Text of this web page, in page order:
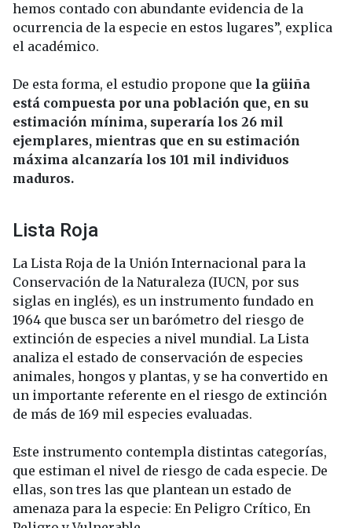
hemos contado con abundante evidencia de la
ocurrencia de la especie en estos lugares”, explica
el académico.
De esta forma, el estudio propone que la güiña
está compuesta por una población que, en su
estimación mínima, superaría los 26 mil
ejemplares, mientras que en su estimación
máxima alcanzaría los 101 mil individuos
maduros.
Lista Roja
La Lista Roja de la Unión Internacional para la
Conservación de la Naturaleza (IUCN, por sus
siglas en inglés), es un instrumento fundado en
1964 que busca ser un barómetro del riesgo de
extinción de especies a nivel mundial. La Lista
analiza el estado de conservación de especies
animales, hongos y plantas, y se ha convertido en
un importante referente en el riesgo de extinción
de más de 169 mil especies evaluadas.
Este instrumento contempla distintas categorías,
que estiman el nivel de riesgo de cada especie. De
ellas, son tres las que plantean un estado de
amenaza para la especie: En Peligro Crítico, En